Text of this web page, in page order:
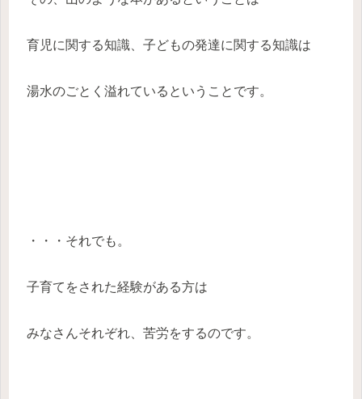
育児に関する知識、子どもの発達に関する知識は
湯水のごとく溢れているということです。
・・・それでも。
子育てをされた経験がある方は
みなさんそれぞれ、苦労をするのです。